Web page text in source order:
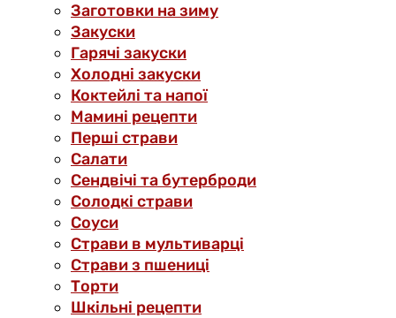
Заготовки на зиму
Закуски
Гарячі закуски
Холодні закуски
Коктейлі та напої
Мамині рецепти
Перші страви
Салати
Сендвічі та бутерброди
Солодкі страви
Соуси
Страви в мультиварці
Страви з пшениці
Торти
Шкільні рецепти